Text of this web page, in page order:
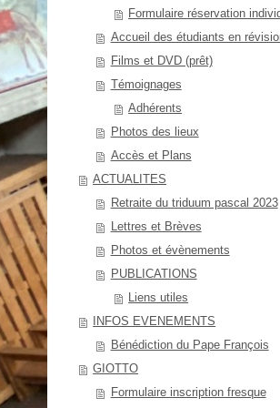
Formulaire réservation
Accueil des étudiants en
Films et DVD (prêt)
Témoignages
Adhérents
Photos des lieux
Accès et Plans
ACTUALITES
Retraite du triduum pascal 2023
Lettres et Brèves
Photos et évènements
PUBLICATIONS
Liens utiles
INFOS EVENEMENTS
Bénédiction du Pape François
GIOTTO
Formulaire inscription fresque